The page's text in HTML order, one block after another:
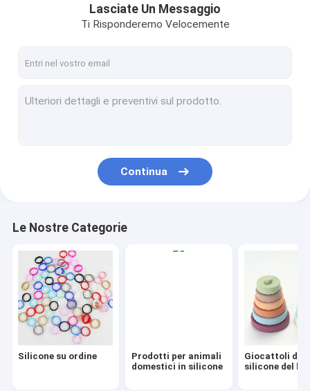
Prodotti per animali domestici in silicone
Giocattoli del silicone del bambino
Insieme della ciotola del silicone
Tazza dei bambini del silicone
Piastrine del silicone del bambino
Forchette e cucchiai del silicone
Busbana francese del bambino del silicone
Lasciate Un Messaggio
Ti Risponderemo Velocemente
Continua
Le Nostre Categorie
Silicone su ordine
Prodotti per animali
domestici in silicone
Giocattoli del
silicone del